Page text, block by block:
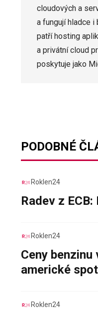
cloudových a
a fungují hladce
patří hosting
a privátní cloud
poskytuje jako
PODOBNÉ
Roklen24
Radev z
Roklen24
Ceny
americké
Roklen24